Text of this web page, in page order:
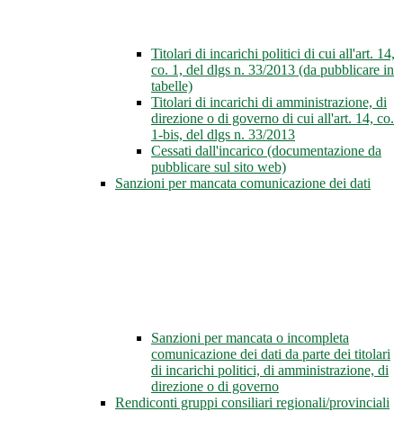
Titolari di incarichi politici di cui all'art. 14,
co. 1, del dlgs n. 33/2013 (da pubblicare in
tabelle)
Titolari di incarichi di amministrazione, di
direzione o di governo di cui all'art. 14, co.
1-bis, del dlgs n. 33/2013
Cessati dall'incarico (documentazione da
pubblicare sul sito web)
Sanzioni per mancata comunicazione dei dati
Sanzioni per mancata o incompleta
comunicazione dei dati da parte dei titolari
di incarichi politici, di amministrazione, di
direzione o di governo
Rendiconti gruppi consiliari regionali/provinciali